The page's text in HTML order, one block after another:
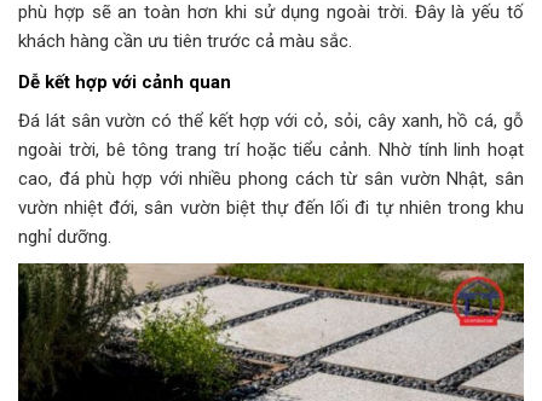
phù hợp sẽ an toàn hơn khi sử dụng ngoài trời. Đây là yếu tố
khách hàng cần ưu tiên trước cả màu sắc.
Dễ kết hợp với cảnh quan
Đá lát sân vườn có thể kết hợp với cỏ, sỏi, cây xanh, hồ cá, gỗ
ngoài trời, bê tông trang trí hoặc tiểu cảnh. Nhờ tính linh hoạt
cao, đá phù hợp với nhiều phong cách từ sân vườn Nhật, sân
vườn nhiệt đới, sân vườn biệt thự đến lối đi tự nhiên trong khu
nghỉ dưỡng.